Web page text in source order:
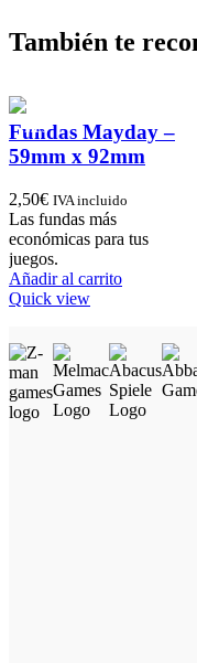
También te
Fundas Mayday –
59mm x 92mm
2,50€ IVA incluido
Las fundas más
económicas para tus
juegos.
Añadir al carrito
Quick view